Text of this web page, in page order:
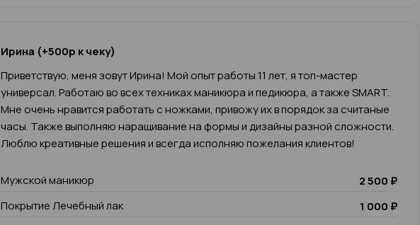
Ирина (+500р к чеку)
Приветствую, меня зовут Ирина! Мой опыт работы 11 лет, я топ-мастер
универсал. Работаю во всех техниках маникюра и педикюра, а также SMART.
Мне очень нравится работать с ножками, привожу их в порядок за считаные
часы. Также выполняю наращивание на формы и дизайны разной сложности.
Люблю креативные решения и всегда исполняю пожелания клиентов!
Мужской маникюр
2 500 ₽
Покрытие Лечебный лак
1 000 ₽